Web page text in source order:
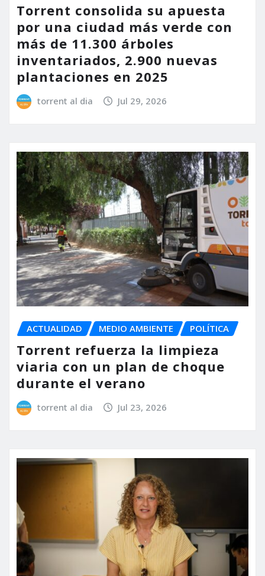
Torrent consolida su apuesta
por una ciudad más verde con
más de 11.300 árboles
inventariados, 2.900 nuevas
plantaciones en 2025
torrent al dia Jul 29, 2026
ACTUALIDAD MEDIO AMBIENTE POLÍTICA
Torrent refuerza la limpieza
viaria con un plan de choque
durante el verano
torrent al dia Jul 23, 2026